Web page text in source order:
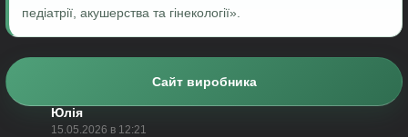
педіатрії, акушерства та гінекології».
Сайт виробника
Юлія
15.05.2026 в 12:21